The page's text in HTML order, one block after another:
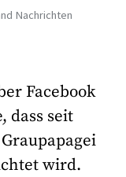
Nachrichten
Facebook
dass seit
wird.